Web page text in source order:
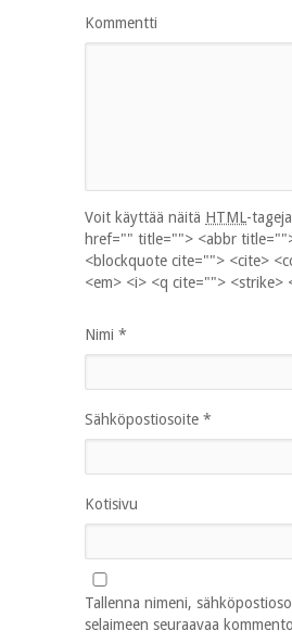
Kommentti
Voit käyttää näitä HTML-
href="" title=""> <abbr
<blockquote cite=""> <cite>
<em> <i> <q cite=""> <strike>
Nimi *
Sähköpostiosoite *
Kotisivu
Tallenna nimeni,
selaimeen seuraavaa